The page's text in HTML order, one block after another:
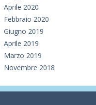
Aprile 2020
Febbraio 2020
Giugno 2019
Aprile 2019
Marzo 2019
Novembre 2018